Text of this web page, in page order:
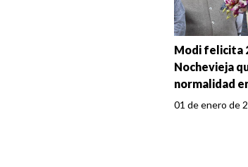
Modi felicita
Nochevieja
normalidad
01 de enero de